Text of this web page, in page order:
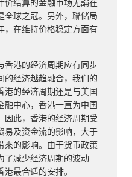
价结算的金融市场无論在
全球之冠。另外，聯储局
，在维持价格稳定方面有
香港的经济周期应有同步
的经济越趋融合，我们的
港的经济周期还是与美国
融中心，香港一直为中国
因此，香港的经济周期受
易及资金流的影响，大于
來的影响。由于货币政策
了减少经济周期的波动
最合适的安排。